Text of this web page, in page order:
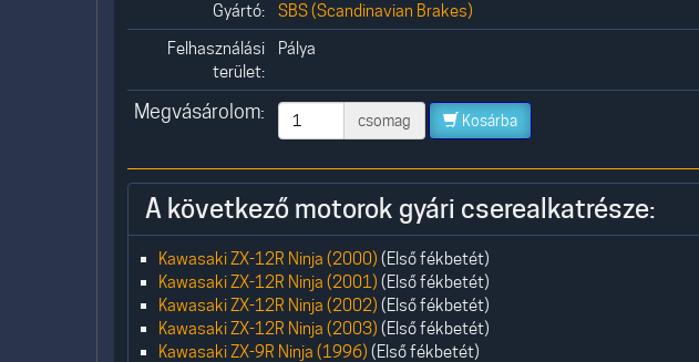
Gyártó:
SBS (Scandinavian Brakes)
Felhasználási
terület:
Pálya
Megvásárolom: csomag Kosárba
A következő motorok gyári cserealkatrésze:
Kawasaki ZX-12R Ninja (2000) (Első fékbetét)
Kawasaki ZX-12R Ninja (2001) (Első fékbetét)
Kawasaki ZX-12R Ninja (2002) (Első fékbetét)
Kawasaki ZX-12R Ninja (2003) (Első fékbetét)
Kawasaki ZX-9R Ninja (1996) (Első fékbetét)